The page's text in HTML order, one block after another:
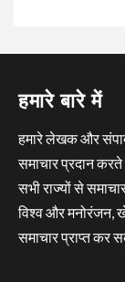
हमारे बारे में
हमारे लेखक और
समाचार प्रदान
सभी राज्यों से
विश्व और मनोरंजन,
समाचार प्राप्त कर